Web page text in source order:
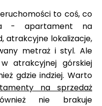
to coś, co
- apartament na
atrakcyjne lokalizacje,
metraż i styl. Ale
atrakcyjnej górskiej
gdzie indziej. Warto
na sprzedaż
nie brakuje